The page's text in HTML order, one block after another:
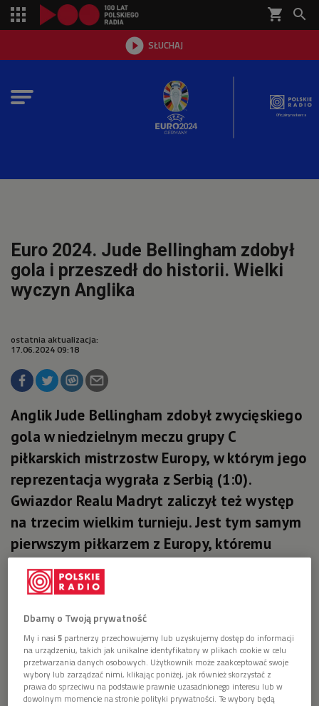
shopping_cart 
 SŁUCHAJ

Oficjalny nadawca
Euro 2024. Jude Bellingham zdobył
gola i przeszedł do historii. Wielki
wyczyn Anglika
ostatnia aktualizacja:
17.06.2024 09:18
Anglik Jude Bellingham zdobył zwycięskiego
gola w niedzielnym meczu grupy C
piłkarskich mistrzostw Europy, w którym jego
reprezentacja wygrała z Serbią (1:0).
Gwiazdor Realu Madryt zaliczył też występ
na trzecim wielkim turnieju. Jest tym samym
pierwszym piłkarzem z Europy, któremu
udało się tego dokonać przed ukończeniem
21. roku życia.
Dbamy o Twoją prywatność
My i nasi5 partnerzy przechowujemy lub uzyskujemy dostęp do informacji
na urządzeniu, takich jak unikalne identyfikatory w plikach cookie w celu
przetwarzania danych osobowych. Użytkownik może zaakceptować swoje
wybory lub zarządzać nimi, klikając poniżej, jak również skorzystać z
prawa do sprzeciwu na podstawie prawnie uzasadnionego interesu lub w
dowolnym momencie na stronie polityki prywatności. Te wybory będą